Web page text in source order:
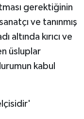
gerektiğinin
ve tanınmış
altında kırıcı ve
üsluplar
kabul